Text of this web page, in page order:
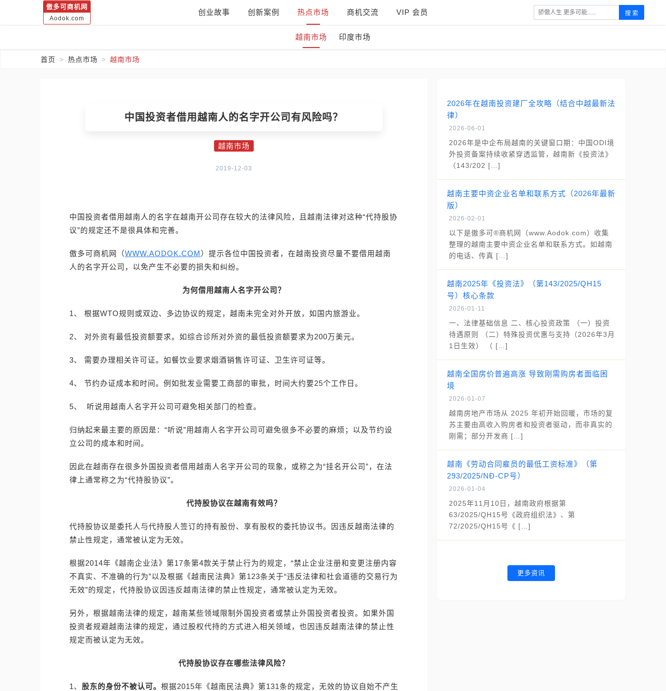
傲多可商机网
Aodok.com
创业故事 创新案例 热点市场 商机交流 VIP 会员 搜 索
越南市场 印度市场
首页 热点市场 越南市场
中国投资者借用越南人的名字开公司有风险吗？
越南市场
2019-12-03
中国投资者借用越南人的名字在越南开公司存在较大的法律风险，且越南法律对这种“代持股协
议”的规定还不是很具体和完善。
傲多可商机网（WWW.AODOK.COM）提示各位中国投资者，在越南投资尽量不要借用越南
人的名字开公司，以免产生不必要的损失和纠纷。
为何借用越南人名字开公司？
1、 根据WTO规则或双边、多边协议的规定，越南未完全对外开放，如国内旅游业。
2、 对外资有最低投资额要求。如综合诊所对外资的最低投资额要求为200万美元。
3、 需要办理相关许可证。如餐饮业要求烟酒销售许可证、卫生许可证等。
4、 节约办证成本和时间。例如批发业需要工商部的审批，时间大约要25个工作日。
5、 听说用越南人名字开公司可避免相关部门的检查。
归纳起来最主要的原因是：“听说”用越南人名字开公司可避免很多不必要的麻烦；以及节约设
立公司的成本和时间。
因此在越南存在很多外国投资者借用越南人名字开公司的现象，或称之为“挂名开公司”，在法
律上通常称之为“代持股协议”。
代持股协议在越南有效吗？
代持股协议是委托人与代持股人签订的持有股份、享有股权的委托协议书。因违反越南法律的
禁止性规定，通常被认定为无效。
根据2014年《越南企业法》第17条第4款关于禁止行为的规定，“禁止企业注册和变更注册内容
不真实、不准确的行为”以及根据《越南民法典》第123条关于“违反法律和社会道德的交易行为
无效”的规定，代持股协议因违反越南法律的禁止性规定，通常被认定为无效。
另外，根据越南法律的规定，越南某些领域限制外国投资者或禁止外国投资者投资。如果外国
投资者规避越南法律的规定，通过股权代持的方式进入相关领域，也因违反越南法律的禁止性
规定而被认定为无效。
代持股协议存在哪些法律风险？
1、 股东的身份不被认可。 根据2015年《越南民法典》第131条的规定，无效的协议自始不产生
2026年在越南投资建厂全攻略（结合中越最新法
律）
2026-06-01
2026年是中企布局越南的关键窗口期：中国ODI境
外投资备案持续收紧穿透监管，越南新《投资法》
（143/202 […]
越南主要中资企业名单和联系方式（2026年最新
版）
2026-02-01
以下是傲多可®商机网（www.Aodok.com）收集
整理的越南主要中资企业名单和联系方式。如越南
的电话、传真 […]
越南2025年《投资法》（第143/2025/QH15
号）核心条款
2026-01-11
一、法律基础信息 二、核心投资政策 （一）投资
待遇原则 （二）特殊投资优惠与支持（2026年3月
1日生效） （ […]
越南全国房价普遍高涨 导致刚需购房者面临困
境
2026-01-07
越南房地产市场从 2025 年初开始回暖，市场的复
苏主要由高收入购房者和投资者驱动，而非真实的
刚需；部分开发商 […]
越南《劳动合同雇员的最低工资标准》（第
293/2025/NĐ-CP号）
2026-01-04
2025年11月10日，越南政府根据第
63/2025/QH15号《政府组织法》、第
72/2025/QH15号《 […]
更多资讯